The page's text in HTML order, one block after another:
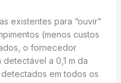
existentes para “ouvir”
(menos custos
o fornecedor
a 0,1 m da
detectados em todos os